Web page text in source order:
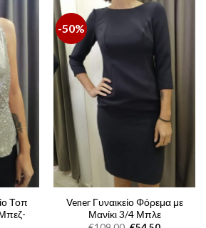
Τοπ
Μπεζ-
-50%
Vener Γυναικείο Φόρεμα με
Μανίκι 3/4 Μπλε